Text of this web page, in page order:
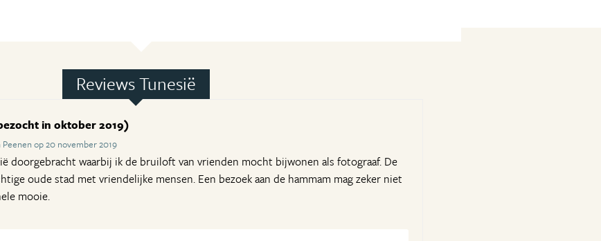
Reviews Tunesië
in oktober 2019)
op 20 november 2019
doorgebracht waarbij ik de bruiloft van vrienden mocht bijwonen als fotograaf. De
oude stad met vriendelijke mensen. Een bezoek aan de hammam mag zeker niet
mooie.